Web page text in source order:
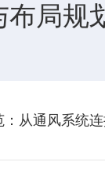
布局规
从通风系统